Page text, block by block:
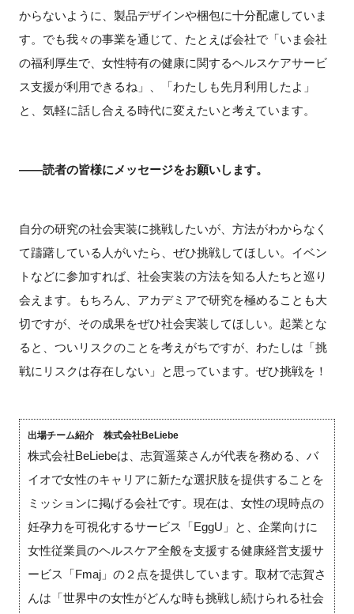
からないように、製品デザインや梱包に十分配慮していま
す。でも我々の事業を通じて、たとえば会社で「いま会社
の福利厚生で、女性特有の健康に関するヘルスケアサービ
ス支援が利用できるね」、「わたしも先月利用したよ」
と、気軽に話し合える時代に変えたいと考えています。
――読者の皆様にメッセージをお願いします。
自分の研究の社会実装に挑戦したいが、方法がわからなく
て躊躇している人がいたら、ぜひ挑戦してほしい。イベン
トなどに参加すれば、社会実装の方法を知る人たちと巡り
会えます。もちろん、アカデミアで研究を極めることも大
切ですが、その成果をぜひ社会実装してほしい。起業とな
ると、ついリスクのことを考えがちですが、わたしは「挑
戦にリスクは存在しない」と思っています。ぜひ挑戦を！
出場チーム紹介 株式会社BeLiebe
株式会社BeLiebeは、志賀遥菜さんが代表を務める、バ
イオで女性のキャリアに新たな選択肢を提供することを
ミッションに掲げる会社です。現在は、女性の現時点の
妊孕力を可視化するサービス「EggU」と、企業向けに
女性従業員のヘルスケア全般を支援する健康経営支援サ
ービス「Fmaj」の２点を提供しています。取材で志賀さ
んは「世界中の女性がどんな時も挑戦し続けられる社会